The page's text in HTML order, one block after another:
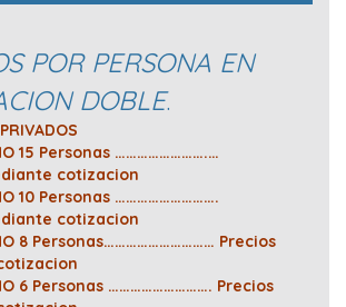
POR PERSONA EN
DOBLE.
15 Personas …………………….…
cotizacion
10 Personas ……………………….
cotizacion
8 Personas………………………… Precios
6 Personas ………………………. Precios